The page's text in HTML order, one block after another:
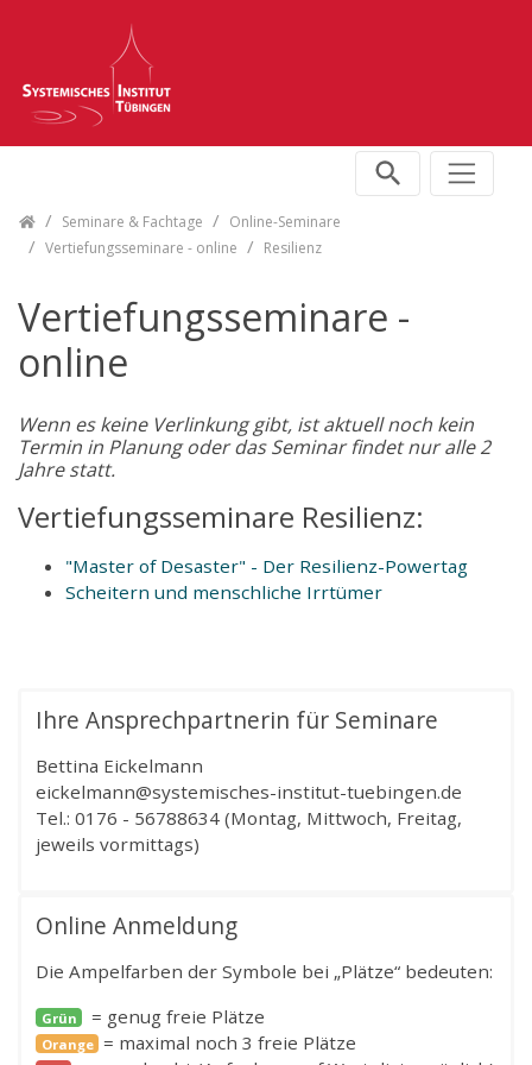
Skip navigationSeminare & Fachtage
Online-Seminare
Vertiefungsseminare - online
Resilienz
Vertiefungsseminare -
online
Wenn es keine Verlinkung gibt, ist aktuell noch kein
Termin in Planung oder das Seminar findet nur alle 2
Jahre statt.
Vertiefungsseminare Resilienz:
"Master of Desaster" - Der Resilienz-Powertag
Scheitern und menschliche Irrtümer
Ihre Ansprechpartnerin für Seminare
Bettina Eickelmann
eickelmann@systemisches-institut-tuebingen.de
Tel.: 0176 - 56788634 (Montag, Mittwoch, Freitag,
jeweils vormittags)
Online Anmeldung
Die Ampelfarben der Symbole bei „Plätze“ bedeuten:
Grün = genug freie Plätze
Orange = maximal noch 3 freie Plätze